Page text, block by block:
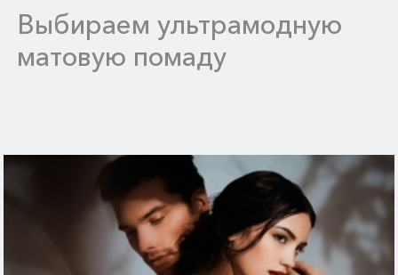
Выбираем ультрамодную
матовую помаду